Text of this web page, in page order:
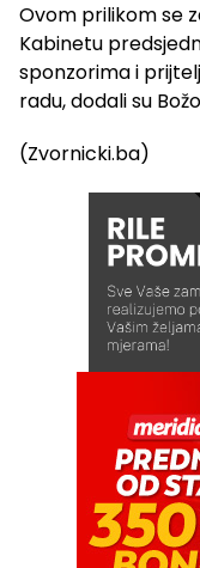
Ovom prilikom se
Kabinetu
sponzorima i
radu, dodali su
(Zvornicki.ba)